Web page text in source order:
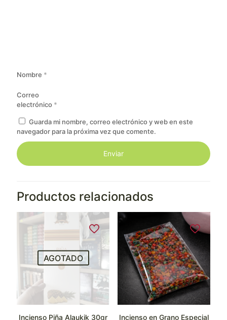
Nombre *
Correo
electrónico *
Guarda mi nombre, correo electrónico y web en este
navegador para la próxima vez que comente.
Productos relacionados
AGOTADO
Incienso Piña Alaukik 30gr
Incienso en Grano Especial